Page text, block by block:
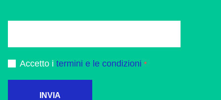
Accetto i termini e le condizioni
INVIA